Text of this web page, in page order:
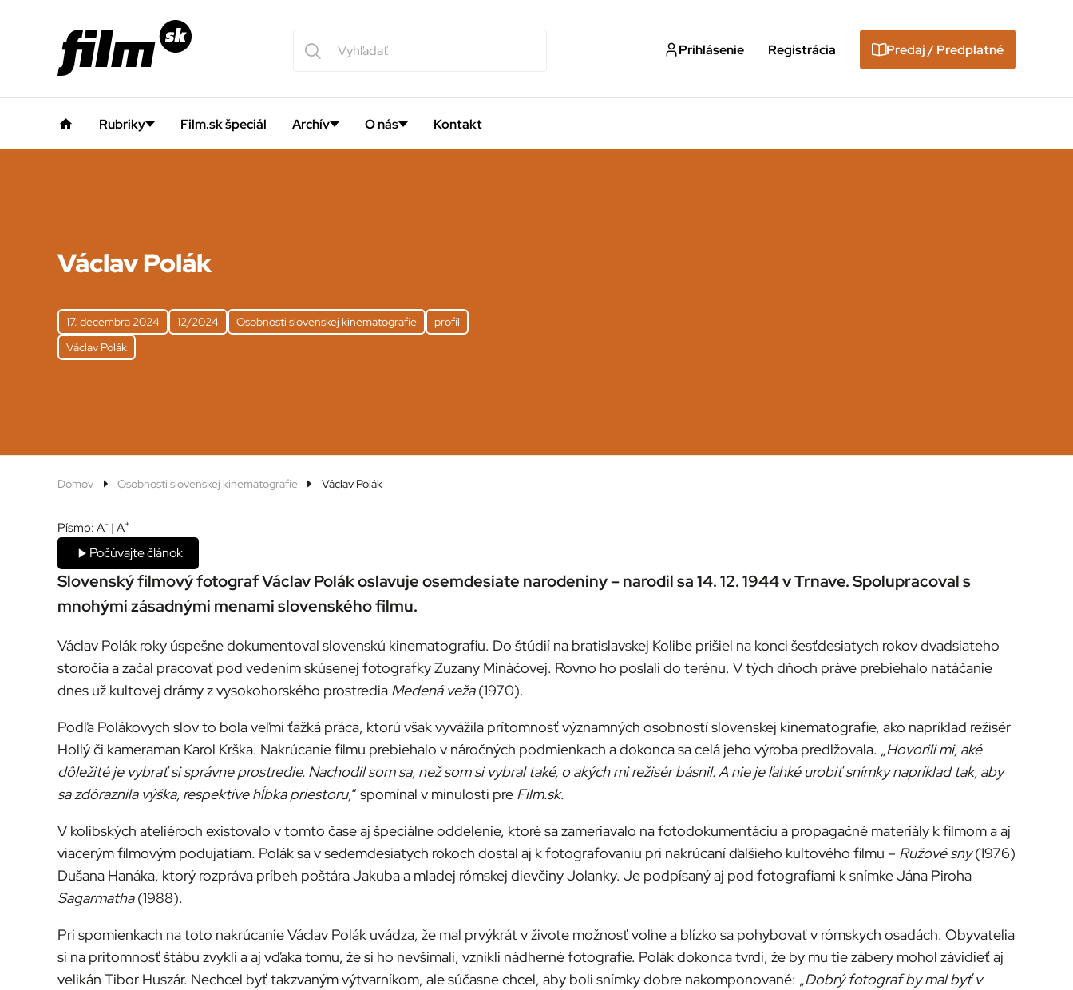
Rubriky Film.sk špeciál Archív O nás Kontakt
Prihlásenie Registrácia Predaj / Predplatné
Václav Polák
17. decembra 2024 12/2024 Osobnosti slovenskej kinematografie
profil
Václav Polák
Domov Osobnosti slovenskej kinematografie Václav Polák
Písmo: A- | A+
Počúvajte článok
Slovenský filmový fotograf Václav Polák oslavuje osemdesiate narodeniny – narodil sa 14. 12. 1944 v Trnave. Spolupracoval s
mnohými zásadnými menami slovenského filmu.
Václav Polák roky úspešne dokumentoval slovenskú kinematografiu. Do štúdií na bratislavskej Kolibe prišiel na konci šesťdesiatych rokov dvadsiateho
storočia a začal pracovať pod vedením skúsenej fotografky Zuzany Mináčovej. Rovno ho poslali do terénu. V tých dňoch práve prebiehalo natáčanie
dnes už kultovej drámy z vysokohorského prostredia Medená veža(1970).
Podľa Polákovych slov to bola veľmi ťažká práca, ktorú však vyvážila prítomnosť významných osobností slovenskej kinematografie, ako napríklad režisér
Hollý či kameraman Karol Krška. Nakrúcanie filmu prebiehalo v náročných podmienkach a dokonca sa celá jeho výroba predlžovala. „Hovorili mi, aké
dôležité je vybrať si správne prostredie. Nachodil som sa, než som si vybral také, o akých mi režisér básnil. A nie je ľahké urobiť snímky napríklad tak, aby
sa zdôraznila výška, respektíve hĺbka priestoru,“ spomínal v minulosti pre Film.sk.
V kolibských ateliéroch existovalo v tomto čase aj špeciálne oddelenie, ktoré sa zameriavalo na fotodokumentáciu a propagačné materiály k filmom a aj
viacerým filmovým podujatiam. Polák sa v sedemdesiatych rokoch dostal aj k fotografovaniu pri nakrúcaní ďalšieho kultového filmu – Ružové sny(1976)
Dušana Hanáka, ktorý rozpráva príbeh poštára Jakuba a mladej rómskej dievčiny Jolanky. Je podpísaný aj pod fotografiami k snímke Jána Piroha
Sagarmatha(1988).
Pri spomienkach na toto nakrúcanie Václav Polák uvádza, že mal prvýkrát v živote možnosť voľne a blízko sa pohybovať v rómskych osadách. Obyvatelia
si na prítomnosť štábu zvykli a aj vďaka tomu, že si ho nevšímali, vznikli nádherné fotografie. Polák dokonca tvrdí, že by mu tie zábery mohol závidieť aj
velikán Tibor Huszár. Nechcel byť takzvaným výtvarníkom, ale súčasne chcel, aby boli snímky dobre nakomponované: „Dobrý fotograf by mal byť v